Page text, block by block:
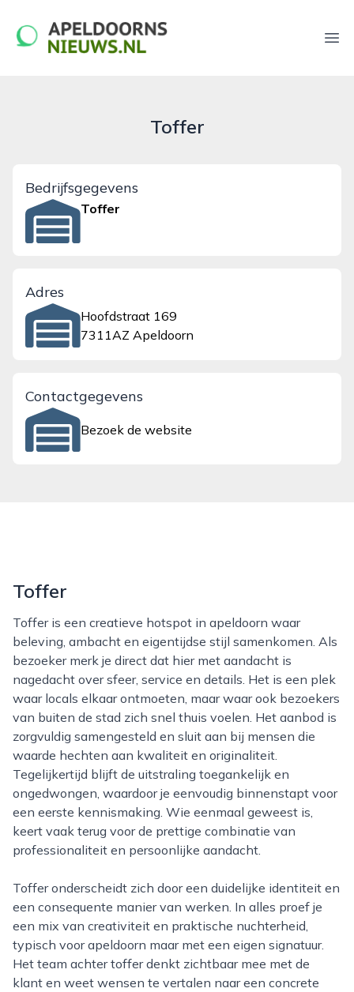
apeldoornsnieuws.nl
Toffer
Bedrijfsgegevens
Toffer
Adres
Hoofdstraat 169
7311AZ Apeldoorn
Contactgegevens
Bezoek de website
Toffer
Toffer is een creatieve hotspot in apeldoorn waar
beleving, ambacht en eigentijdse stijl samenkomen. Als
bezoeker merk je direct dat hier met aandacht is
nagedacht over sfeer, service en details. Het is een plek
waar locals elkaar ontmoeten, maar waar ook bezoekers
van buiten de stad zich snel thuis voelen. Het aanbod is
zorgvuldig samengesteld en sluit aan bij mensen die
waarde hechten aan kwaliteit en originaliteit.
Tegelijkertijd blijft de uitstraling toegankelijk en
ongedwongen, waardoor je eenvoudig binnenstapt voor
een eerste kennismaking. Wie eenmaal geweest is,
keert vaak terug voor de prettige combinatie van
professionaliteit en persoonlijke aandacht.
Toffer onderscheidt zich door een duidelijke identiteit en
een consequente manier van werken. In alles proef je
een mix van creativiteit en praktische nuchterheid,
typisch voor apeldoorn maar met een eigen signatuur.
Het team achter toffer denkt zichtbaar mee met de
klant en weet wensen te vertalen naar een concrete